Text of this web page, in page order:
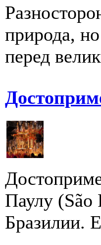
природа,
перед
Паулу (São
Бразилии.